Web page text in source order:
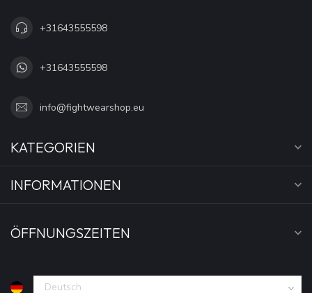
+31643555598
+31643555598
info@fightwearshop.eu
KATEGORIEN
INFORMATIONEN
ÖFFNUNGSZEITEN